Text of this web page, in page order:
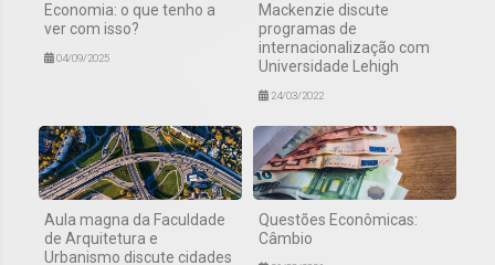
Economia: o que tenho a
ver com isso?
04/09/2025
Mackenzie discute
programas de
internacionalização com
Universidade Lehigh
24/03/2022
Aula magna da Faculdade
de Arquitetura e
Urbanismo discute cidades
Questões Econômicas:
Câmbio